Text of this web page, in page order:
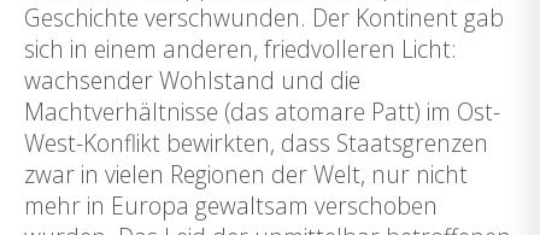
Geschichte verschwunden. Der Kontinent gab
sich in einem anderen, friedvolleren Licht:
wachsender Wohlstand und die
Machtverhältnisse (das atomare Patt) im Ost-
West-Konflikt bewirkten, dass Staatsgrenzen
zwar in vielen Regionen der Welt, nur nicht
mehr in Europa gewaltsam verschoben